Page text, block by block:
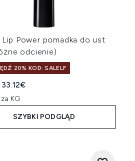
Lip Power pomadka do ust
odcienie)
20% KOD: SALELF
cena detaliczna:
Aktualna cena:
33.12€
KG
SZYBKI PODGLĄD